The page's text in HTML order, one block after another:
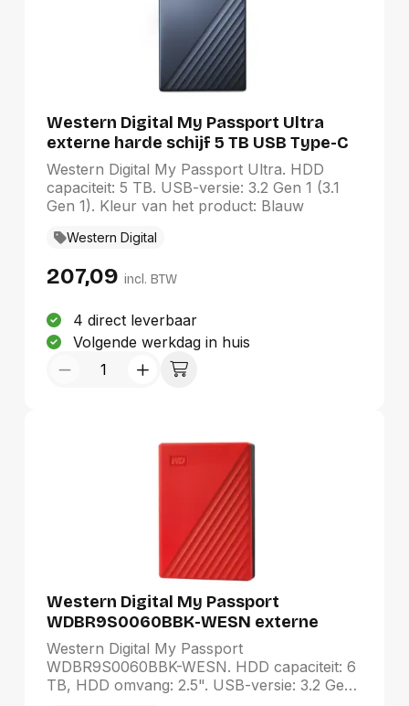
Western Digital My Passport Ultra
externe harde schijf 5 TB USB Type-C
3.2 Gen 1 (3.1 Gen 1) Blauw
Western Digital My Passport Ultra. HDD
capaciteit: 5 TB. USB-versie: 3.2 Gen 1 (3.1
Gen 1). Kleur van het product: Blauw
Western Digital
207,09 incl. BTW
4 direct leverbaar
Volgende werkdag in huis
Western Digital My Passport
WDBR9S0060BBK-WESN externe
harde schijf 6 TB 2.5" Micro-USB B 3.2
Gen 1 (3.1 Gen 1) Zwart
Western Digital My Passport
WDBR9S0060BBK-WESN. HDD capaciteit: 6
TB, HDD omvang: 2.5". USB-versie: 3.2 Gen